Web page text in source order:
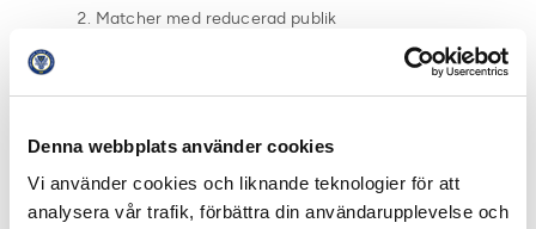
Denna webbplats använder cookies
Vi använder cookies och liknande teknologier för att
analysera vår trafik, förbättra din användarupplevelse och
Matcher med reducerad publik
I mitten av maj kommer Svensk Elitfotboll i dialog med
Folkhälsomyndigehten att bestämma vilket scenario
som är genomförbart.